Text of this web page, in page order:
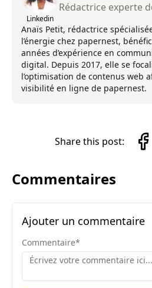
Linkedin
Rédactrice experte
Anaïs Petit, rédactrice
l’énergie chez papernest,
années d’expérience en
digital. Depuis 2017, elle se
l’optimisation de contenus web
visibilité en ligne de papernest.
Share this post:
Commentaires
Ajouter un commentaire
Commentaire*